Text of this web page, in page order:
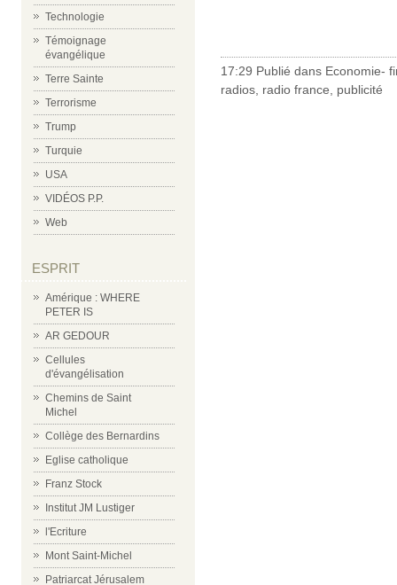
Technologie
Témoignage
évangélique
Terre Sainte
Terrorisme
Trump
Turquie
USA
VIDÉOS P.P.
Web
ESPRIT
Amérique : WHERE
PETER IS
AR GEDOUR
Cellules
d'évangélisation
Chemins de Saint
Michel
Collège des Bernardins
Eglise catholique
Franz Stock
Institut JM Lustiger
l'Ecriture
Mont Saint-Michel
Patriarcat Jérusalem
17:29 Publié dans Economie-
radios radio france publicité